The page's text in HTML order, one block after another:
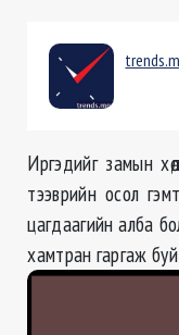
Иргэдийг замын
тээврийн осол
цагдаагийн алба
хамтран гаргаж